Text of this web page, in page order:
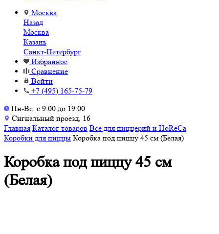
Москва
Назад
Москва
Казань
Санкт-Петербург
Избранное
Сравнение
Войти
+7 (495) 165-75-79
Пн-Вс: с 9:00 до 19:00
Сигнальный проезд, 16
Главная Каталог товаров Все для пиццерий и HoReCa
Коробки для пиццы Коробка под пиццу 45 см (Белая)
Коробка под пиццу 45 см
(Белая)